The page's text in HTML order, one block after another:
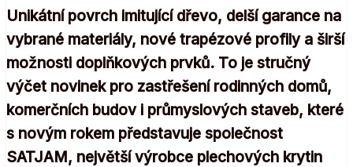
Unikátní povrch imitující dřevo, delší garance na
vybrané materiály, nové trapézové profily a širší
možnosti doplňkových prvků. To je stručný
výčet novinek pro zastřešení rodinných domů,
komerčních budov i průmyslových staveb, které
s novým rokem představuje společnost
SATJAM, největší výrobce plechových krytin